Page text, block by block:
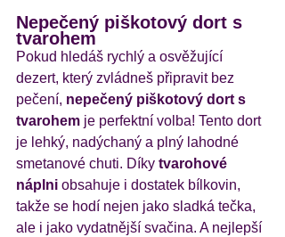
Nepečený piškotový dort s
tvarohem
Pokud hledáš rychlý a osvěžující
dezert, který zvládneš připravit bez
pečení, nepečený piškotový dort s
tvarohem je perfektní volba! Tento dort
je lehký, nadýchaný a plný lahodné
smetanové chuti. Díky tvarohové
náplni obsahuje i dostatek bílkovin,
takže se hodí nejen jako sladká tečka,
ale i jako vydatnější svačina. A nejlepší